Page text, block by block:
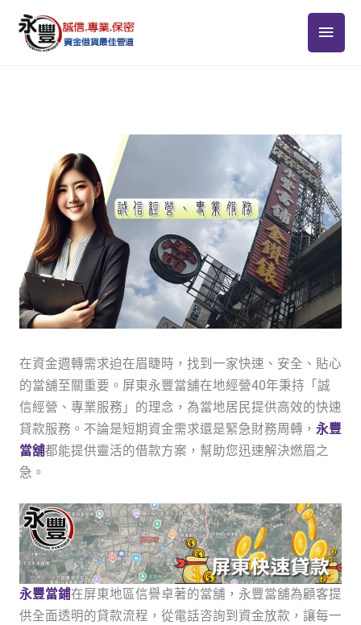
主
單
在資金週轉需求迫在眉睫時，找到一家快速、安全、貼心
的當舖至關重要。屏東永豐當舖在地經營40年秉持「誠
信經營、專業服務」的理念，為當地居民提供高效的快速
貸款服務。不論是短期資金需求還是緊急財務周轉， 永豐
當舖都能提供靈活的借款方案，幫助您迅速解決燃眉之
急。
永豐當鋪在屏東地區信譽卓著的當舖，永豐當舖為顧客提
供全面透明的貸款流程，從電話咨詢到資金放款，讓每一
Pinterest